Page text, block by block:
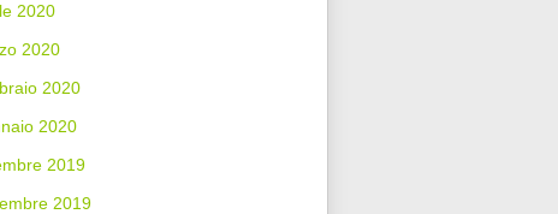
2020
2020
2020
2020
2019
2019